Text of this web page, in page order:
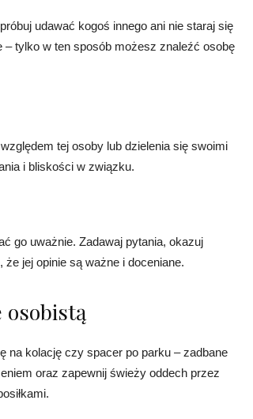
udawać kogoś innego ani nie staraj się
– tylko w ten sposób możesz znaleźć osobę
tej osoby lub dzielenia się swoimi
i bliskości w związku.
go uważnie. Zadawaj pytania, okazuj
jej opinie są ważne i doceniane.
na kolację czy spacer po parku – zadbane
oraz zapewnij świeży oddech przez